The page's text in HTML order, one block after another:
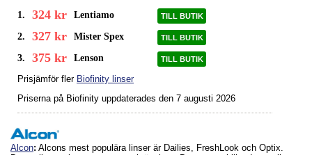
1. 324 kr Lentiamo TILL BUTIK
2. 327 kr Mister Spex TILL BUTIK
3. 375 kr Lenson TILL BUTIK
Prisjämför fler Biofinity linser
Priserna på Biofinity uppdaterades den 7 augusti 2026
Alcon: Alcons mest populära linser är Dailies, FreshLook och Optix.